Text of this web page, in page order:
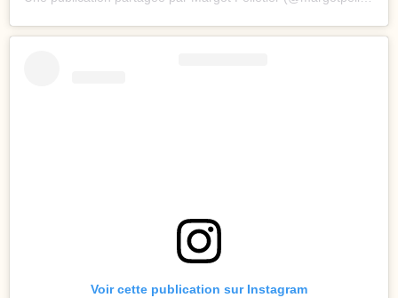
Voir cette publication sur Instagram